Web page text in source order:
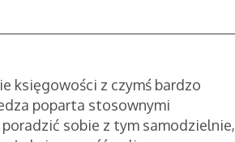
księgowości z czymś bardzo
poparta stosownymi
sobie z tym samodzielnie,